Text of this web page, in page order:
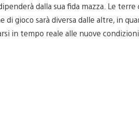
dalla sua fida mazza. Le
di gioco sarà diversa dalle altre, in
in tempo reale alle nuove condizioni.